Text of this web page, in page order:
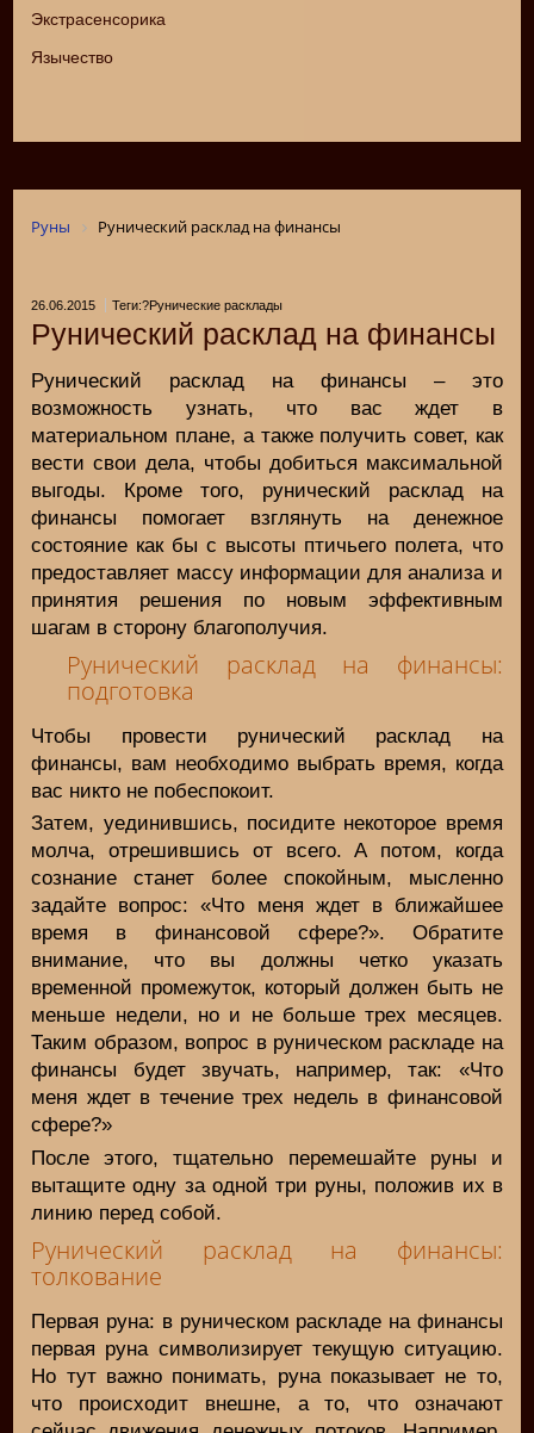
Экстрасенсорика
Язычество
Руны Рунический расклад на финансы
26.06.2015 Теги:?Рунические расклады
Рунический расклад на финансы
Рунический расклад на финансы – это
возможность узнать, что вас ждет в
материальном плане, а также получить совет, как
вести свои дела, чтобы добиться максимальной
выгоды. Кроме того, рунический расклад на
финансы помогает взглянуть на денежное
состояние как бы с высоты птичьего полета, что
предоставляет массу информации для анализа и
принятия решения по новым эффективным
шагам в сторону благополучия.
Рунический расклад на финансы:
подготовка
Чтобы провести рунический расклад на
финансы, вам необходимо выбрать время, когда
вас никто не побеспокоит.
Затем, уединившись, посидите некоторое время
молча, отрешившись от всего. А потом, когда
сознание станет более спокойным, мысленно
задайте вопрос: «Что меня ждет в ближайшее
время в финансовой сфере?». Обратите
внимание, что вы должны четко указать
временной промежуток, который должен быть не
меньше недели, но и не больше трех месяцев.
Таким образом, вопрос в руническом раскладе на
финансы будет звучать, например, так: «Что
меня ждет в течение трех недель в финансовой
сфере?»
После этого, тщательно перемешайте руны и
вытащите одну за одной три руны, положив их в
линию перед собой.
Рунический расклад на финансы:
толкование
Первая руна: в руническом раскладе на финансы
первая руна символизирует текущую ситуацию.
Но тут важно понимать, руна показывает не то,
что происходит внешне, а то, что означают